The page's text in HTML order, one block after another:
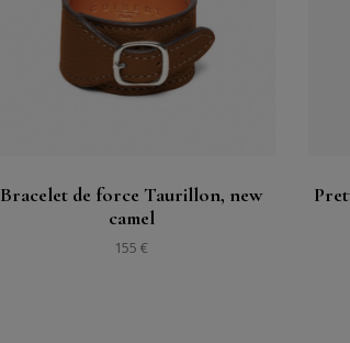
Voir Acheter
Bracelet de force Taurillon, new
camel
155 €